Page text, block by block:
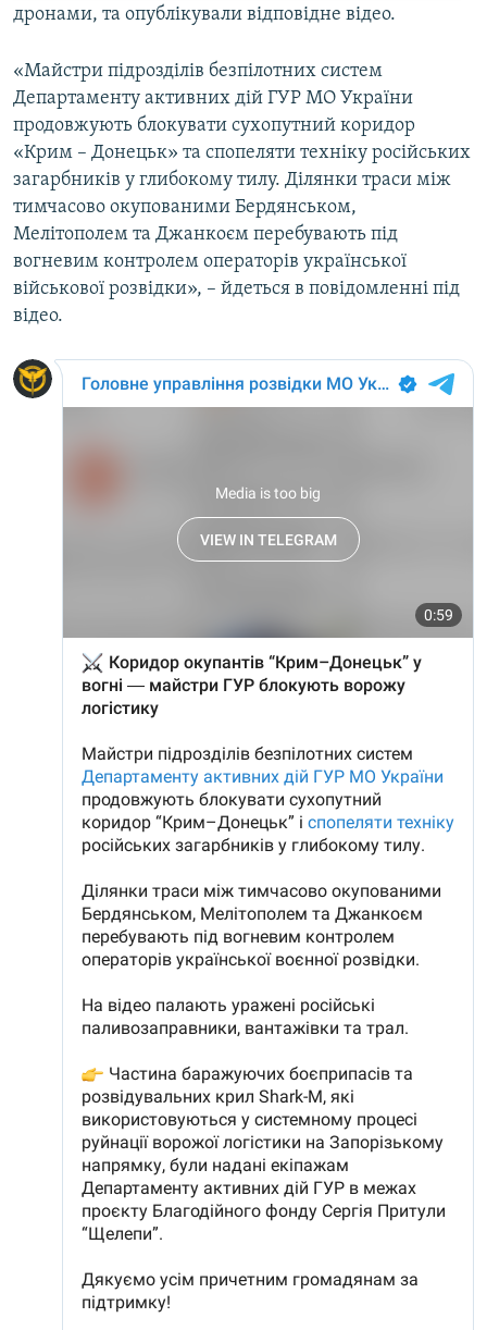
дронами, та опублікували відповідне відео.
«Майстри підрозділів безпілотних систем
Департаменту активних дій ГУР МО України
продовжують блокувати сухопутний коридор
«Крим – Донецьк» та спопеляти техніку російських
загарбників у глибокому тилу. Ділянки траси між
тимчасово окупованими Бердянськом,
Мелітополем та Джанкоєм перебувають під
вогневим контролем операторів української
військової розвідки», – йдеться в повідомленні під
відео.